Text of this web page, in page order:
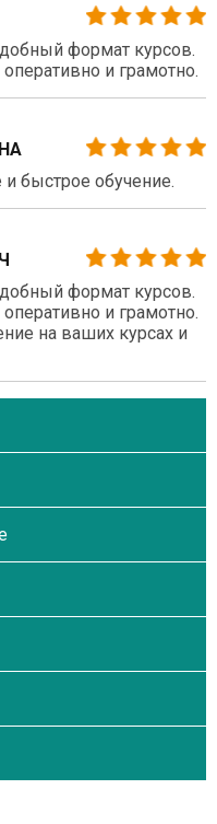
формат курсов.
и грамотно.
быстрое обучение.
формат курсов.
и грамотно.
на ваших курсах и